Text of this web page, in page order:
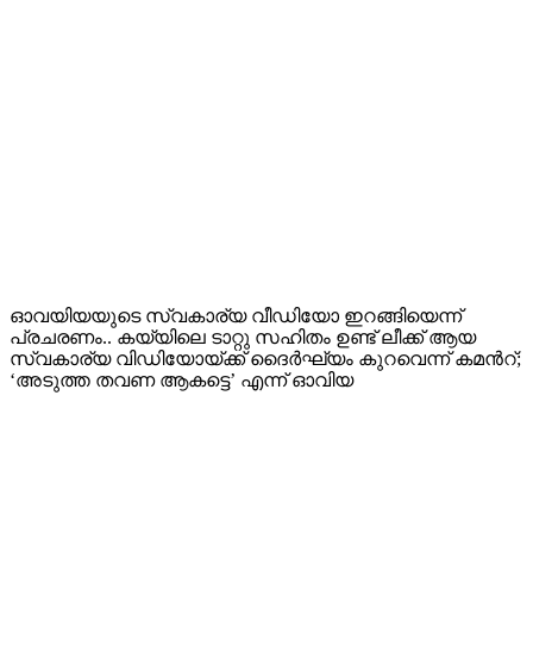
ഓവയിയയുടെ സ്വകാര്യ വീഡിയോ ഇറങ്ങിയെന്ന്
പ്രചരണം.. കയ്യിലെ ടാറ്റു സഹിതം ഉണ്ട് ലീക്ക് ആയ
സ്വകാര്യ വിഡിയോയ്ക്ക് ദൈര്‍ഘ്യം കുറവെന്ന് കമന്‍റ്;
‘അടുത്ത തവണ ആകട്ടെ’ എന്ന് ഓവിയ